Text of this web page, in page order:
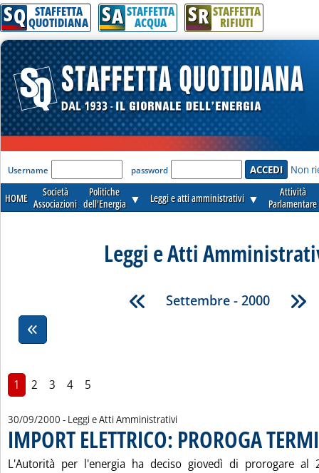
SQ STAFFETTA
QUOTIDIANA SA STAFFETTA
ACQUA SR STAFFETTA
RIFIUTI
'Modulo Login per accedere'
Username password Non
HOME
Società
Associazioni
Politiche
dell'Energia ▼ Leggi e atti amministrativi ▼
Attività
Parlamentare
Leggi e Atti
Settembre - 2000
1 2 3 4 5
30/09/2000 - Leggi e Atti Amministrativi
IMPORT ELETTRICO: PROROGA
L'Autorità per l'energia ha deciso giovedì di prorogare